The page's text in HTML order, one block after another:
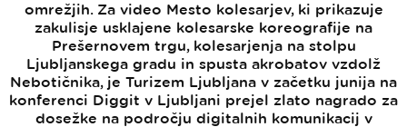
omrežjih. Za video Mesto kolesarjev, ki prikazuje
zakulisje usklajene kolesarske koreografije na
Prešernovem trgu, kolesarjenja na stolpu
Ljubljanskega gradu in spusta akrobatov vzdolž
Nebotičnika, je Turizem Ljubljana v začetku junija na
konferenci Diggit v Ljubljani prejel zlato nagrado za
dosežke na področju digitalnih komunikacij v